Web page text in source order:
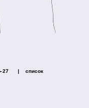
27| список